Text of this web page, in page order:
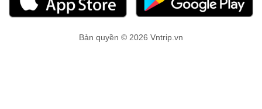
Bản quyền © 2026 Vntrip.vn